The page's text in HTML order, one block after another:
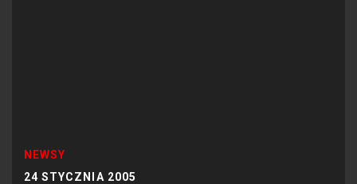
NEWSY
24 STYCZNIA 2005